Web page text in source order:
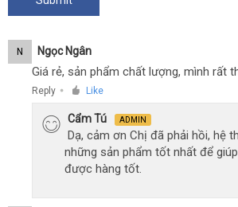
N Ngọc Ngân
Giá rẻ, sản phẩm chất lượng, mình rất
Reply ● Like
Cẩm Tú ADMIN
Dạ, cảm ơn Chị đã phải hồi, hệ
những sản phẩm tốt nhất để
được hàng tốt.